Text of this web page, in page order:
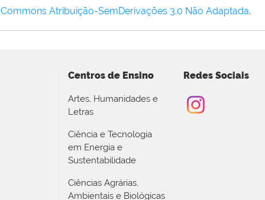
Atribuição-SemDerivações 3.0 Não Adaptada.
Centros de Ensino
Artes, Humanidades e
Letras
Ciência e Tecnologia
em Energia e
Sustentabilidade
Ciências Agrárias,
Ambientais e Biológicas
Redes Sociais